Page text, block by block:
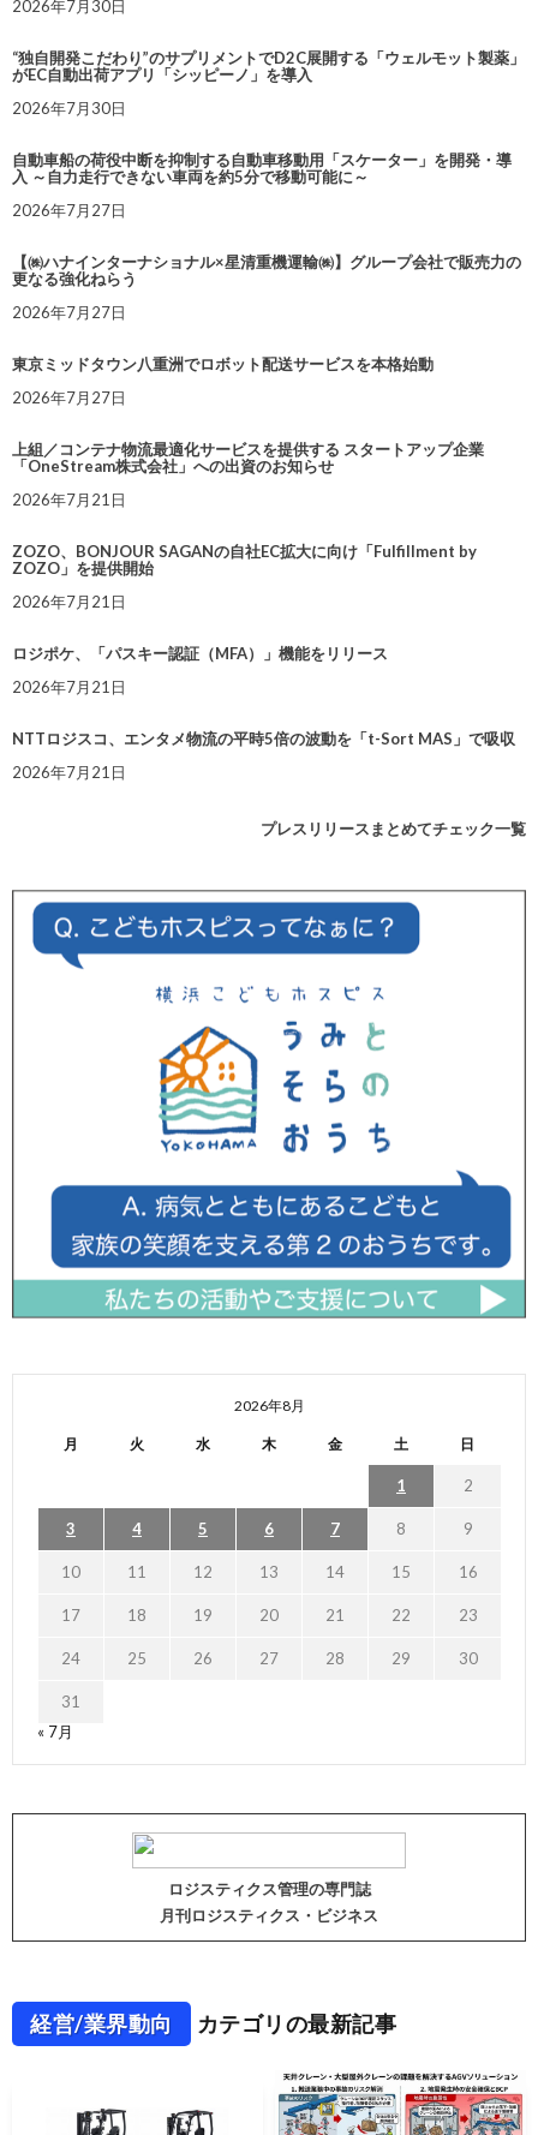
2026年7月30日
“独自開発こだわり”のサプリメントでD2C展開する「ウェルモット製薬」
がEC自動出荷アプリ「シッピーノ」を導入
2026年7月30日
自動車船の荷役中断を抑制する自動車移動用「スケーター」を開発・導
入 ～自力走行できない車両を約5分で移動可能に～
2026年7月27日
【㈱ハナインターナショナル×星清重機運輸㈱】グループ会社で販売力の
更なる強化ねらう
2026年7月27日
東京ミッドタウン八重洲でロボット配送サービスを本格始動
2026年7月27日
上組／コンテナ物流最適化サービスを提供する スタートアップ企業
「OneStream株式会社」への出資のお知らせ
2026年7月21日
ZOZO、BONJOUR SAGANの自社EC拡大に向け「Fulfillment by
ZOZO」を提供開始
2026年7月21日
ロジポケ、「パスキー認証（MFA）」機能をリリース
2026年7月21日
NTTロジスコ、エンタメ物流の平時5倍の波動を「t-Sort MAS」で吸収
2026年7月21日
プレスリリースまとめてチェック一覧
2026年8月
月 火 水 木 金 土 日
1 2
3 4 5 6 7 8 9
10 11 12 13 14 15 16
17 18 19 20 21 22 23
24 25 26 27 28 29 30
31
« 7月
ロジスティクス管理の専門誌
月刊ロジスティクス・ビジネス
経営/業界動向 カテゴリの最新記事